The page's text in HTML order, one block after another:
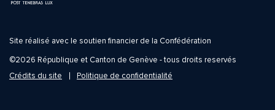
Site réalisé avec le soutien financier de la Confédération
©2026 République et Canton de Genève - tous droits reservés
Crédits du site
Politique de confidentialité